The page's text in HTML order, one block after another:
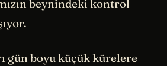
beynindeki kontrol
gün boyu küçük kürelere